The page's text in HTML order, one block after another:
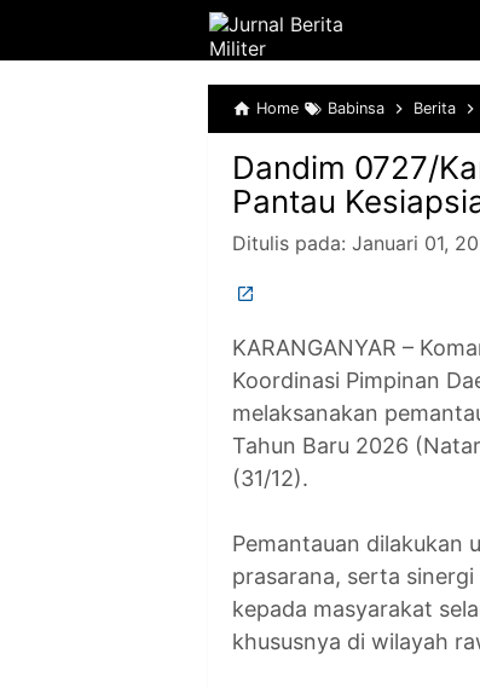
Home Babinsa Berita
Dandim 0727/
Pantau
Ditulis pada: Januari 01,
KARANGANYAR –
Koordinasi Pimpinan
melaksanakan
Tahun Baru 2026
(31/12).
Pemantauan dilakukan
prasarana, serta
kepada masyarakat
khususnya di wilayah